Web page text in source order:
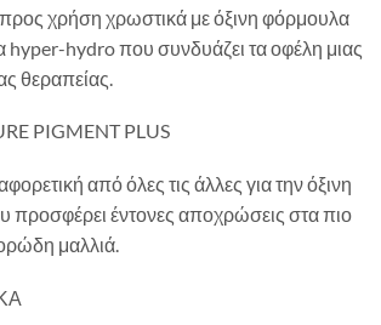
χρήση χρωστικά με όξινη φόρμουλα
hyper-hydro που συνδυάζει τα οφέλη μιας
θεραπείας.
PIGMENT PLUS
από όλες τις άλλες για την όξινη
έντονες αποχρώσεις στα πιο
μαλλιά.